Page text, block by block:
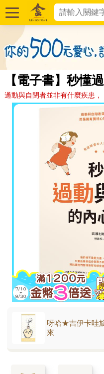
【電子書】秒懂
過動與自閉者並非有什麼疾患，
呀哈★吉伊卡哇
來